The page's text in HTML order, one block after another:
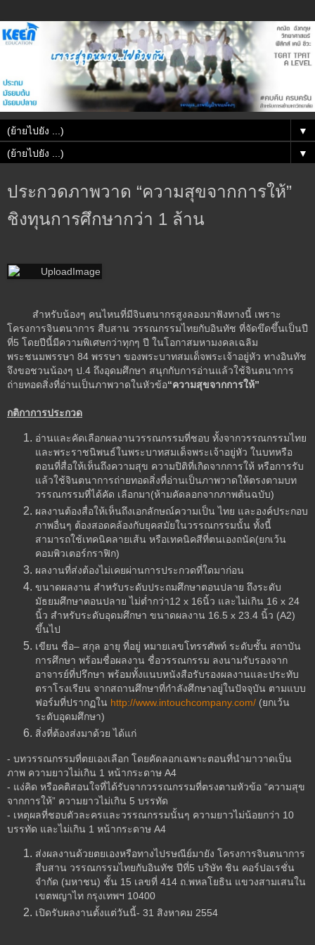
▼
▼
ประกวดภาพวาด “ความสุขจากการให้”
ชิงทุนการศึกษากว่า 1 ล้าน
สำหรับน้องๆ คนไหนที่มีจินตนากรสูงลองมาฟังทางนี้ เพราะ
โครงการจินตนาการ สืบสาน วรรณกรรมไทยกับอินทัช ที่จัดขึดขึ้นเป็นปี
ที่5 โดยปีนี้มีความพิเศษกว่าทุกๆ ปี ในโอกาสมหามงคลเฉลิม
พระชนมพรรษา 84 พรรษา ของพระบาทสมเด็จพระเจ้าอยู่หัว ทางอินทัช
จึงขอชวนน้องๆ ป.4 ถึงอุดมศึกษา สนุกกับการอ่านแล้วใช้จินตนาการ
ถ่ายทอดสิ่งที่อ่านเป็นภาพวาดในหัวข้อ“ความสุขจากการให้”
กติกาการประกวด
อ่านและคัดเลือกผลงานวรรณกรรมที่ชอบ ทั้งจากวรรณกรรมไทย
และพระราชนิพนธ์ในพระบาทสมเด็จพระเจ้าอยู่หัว ในบทหรือ
ตอนที่สื่อให้เห็นถึงความสุข ความปิติที่เกิดจากการให้ หรือการรับ
แล้วใช้จินตนาการถ่ายทอดสิ่งที่อ่านเป็นภาพวาดให้ตรงตามบท
วรรณกรรมที่ได้คัด เลือกมา(ห้ามคัดลอกจากภาพต้นฉบับ)
ผลงานต้องสื่อให้เห็นถึงเอกลักษณ์ความเป็น ไทย และองค์ประกอบ
ภาพอื่นๆ ต้องสอดคล้องกับยุคสมัยในวรรณกรรมนั้น ทั้งนี้
สามารถใช้เทคนิคลายเส้น หรือเทคนิคสีที่ตนเองถนัด(ยกเว้น
คอมพิวเตอร์กราฟิก)
ผลงานที่ส่งต้องไม่เคยผ่านการประกวดที่ใดมาก่อน
ขนาดผลงาน สำหรับระดับประถมศึกษาตอนปลาย ถึงระดับ
มัธยมศึกษาตอนปลาย ไม่ต่ำกว่า12 x 16นิ้ว และไม่เกิน 16 x 24
นิ้ว สำหรับระดับอุดมศึกษา ขนาดผลงาน 16.5 x 23.4 นิ้ว (A2)
ขึ้นไป
เขียน ชื่อ– สกุล อายุ ที่อยู่ หมายเลขโทรรศัพท์ ระดับชั้น สถาบัน
การศึกษา พร้อมชื่อผลงาน ชื่อวรรณกรรม ลงนามรับรองจาก
อาจารย์ที่ปรึกษา พร้อมทั้งแนบหนังสือรับรองผลงานและประทับ
ตราโรงเรียน จากสถานศึกษาที่กำลังศึกษาอยู่ในปัจจุบัน ตามแบบ
ฟอร์มที่ปรากฏใน http://www.intouchcompany.com/ (ยกเว้น
ระดับอุดมศึกษา)
สิ่งที่ต้องส่งมาด้วย ได้แก่
- บทวรรณกรรมที่ตยเองเลือก โดยคัดลอกเฉพาะตอนที่นำมาวาดเป็น
ภาพ ความยาวไม่เกิน 1 หน้ากระดาษ A4
- แง่คิด หรือคติสอนใจที่ได้รับจากวรรณกรรมที่ตรงตามหัวข้อ “ความสุข
จากการให้” ความยาวไม่เกิน 5 บรรทัด
- เหตุผลที่ชอบตัวละครและวรรณกรรมนั้นๆ ความยาวไม่น้อยกว่า 10
บรรทัด และไม่เกิน 1 หน้ากระดาษ A4
ส่งผลงานด้วยตยเองหรือทางไปรษณีย์มายัง โครงการจินตนาการ
สืบสาน วรรณกรรมไทยกับอินทัช ปีที่5 บริษัท ชิน คอร์ปอเรชั่น
จำกัด (มหาชน) ชั้น 15 เลขที่ 414 ถ.พหลโยธิน แขวงสามเสนใน
เขตพญาไท กรุงเทพฯ 10400
เปิดรับผลงานตั้งแต่วันนี้- 31 สิงหาคม 2554